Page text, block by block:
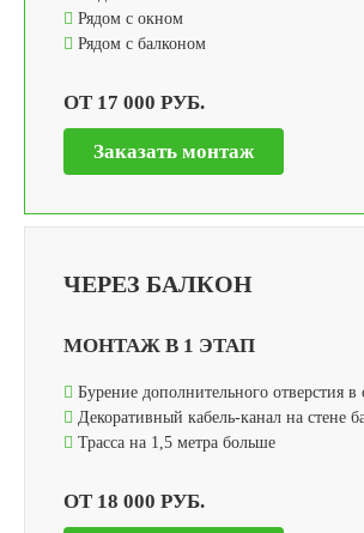
Рядом с окном
Рядом с балконом
ОТ 17 000 РУБ.
Заказать монтаж
ЧЕРЕЗ БАЛКОН
МОНТАЖ В 1 ЭТАП
Бурение дополнительного отверстия в
Декоративный кабель-канал на стене
Трасса на 1,5 метра больше
ОТ 18 000 РУБ.